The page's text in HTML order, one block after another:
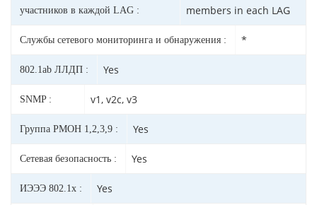
участников в каждой LAG :
members in each LAG
Службы сетевого мониторинга и обнаружения : *
802.1ab ЛЛДП : Yes
SNMP : v1, v2c, v3
Группа РМОН 1,2,3,9 : Yes
Сетевая безопасность : Yes
ИЭЭЭ 802.1x : Yes